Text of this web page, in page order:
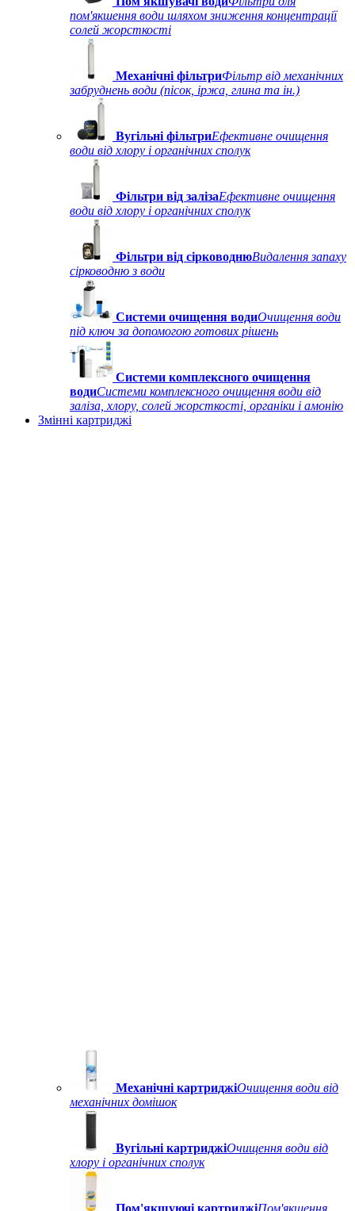
пом'якшення води шляхом зниження концентрації
солей жорсткості
Механічні фільтриФільтр від механічних
забруднень води (пісок, іржа, глина та ін.)
Вугільні фільтриЕфективне очищення
води від хлору і органічних сполук
Фільтри від залізаЕфективне очищення
води від хлору і органічних сполук
Фільтри від сірководнюВидалення запаху
сірководню з води
Системи очищення водиОчищення води
під ключ за допомогою готових рішень
Системи комплексного очищення
водиСистеми комплексного очищення води від
заліза, хлору, солей жорсткості, органіки і амонію
Змінні картриджі
Механічні картриджіОчищення води від
механічних домішок
Вугільні картриджіОчищення води від
хлору і органічних сполук
Пом'якшуючі картриджіПом'якшення